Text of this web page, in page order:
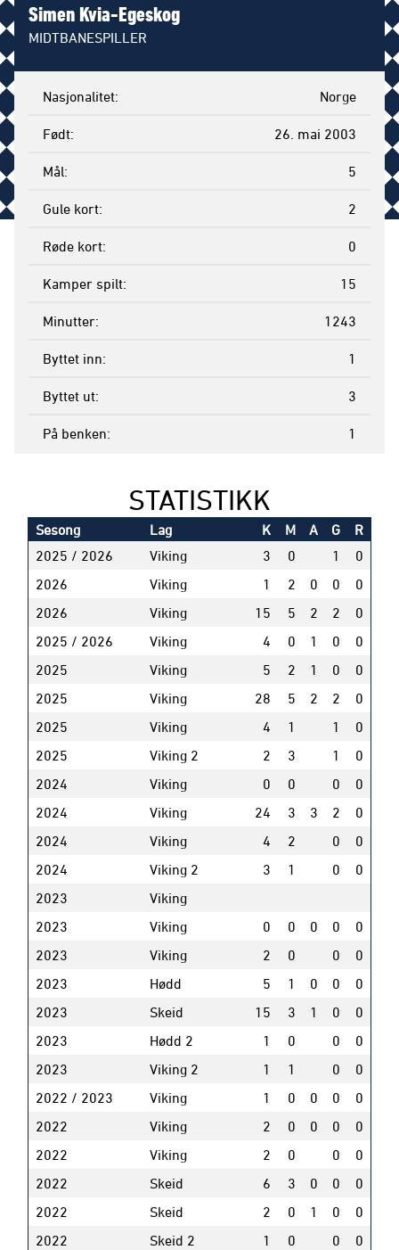
Simen Kvia-Egeskog
MIDTBANESPILLER
Nasjonalitet Norge
Født 26. mai 2003
Mål 5
Gule kort 2
Røde kort 0
Kamper spilt 15
Minutter 1243
Byttet inn 1
Byttet ut 3
På benken 1
STATISTIKK
Sesong Lag K M A G
R
2025 / 2026
Viking 3 0 1
0
2026
Viking 1 2 0 0
0
2026
Viking 15 5 2 2
0
2025 / 2026
Viking 4 0 1 0
0
2025
Viking 5 2 1 0
0
2025
Viking 28 5 2 2
0
2025
Viking 4 1 1
0
2025
Viking 2 2 3 1
0
2024
Viking 0 0 0
0
2024
Viking 24 3 3 2
0
2024
Viking 4 2 0
0
2024
Viking 2 3 1 0
0
2023
Viking
2023
Viking 0 0 0 0
0
2023
Viking 2 0 0
0
2023
Hødd 5 1 0 0
0
2023
Skeid 15 3 1 0
0
2023
Hødd 2 1 0 0
0
2023
Viking 2 1 1 0
0
2022 / 2023
Viking 1 0 0 0
0
2022
Viking 2 0 0 0
0
2022
Viking 2 0 0
0
2022
Skeid 6 3 0 0
0
2022
Skeid 2 0 1 0
0
2022
Skeid 2 1 0 0
0